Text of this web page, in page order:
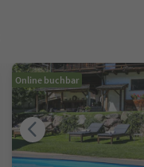
Online buchbar